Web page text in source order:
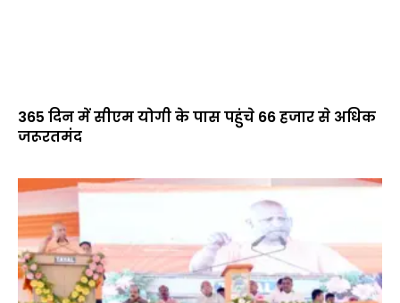
365 दिन में सीएम योगी के पास पहुंचे 66 हजार से अधिक
जरूरतमंद